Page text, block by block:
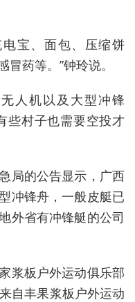
宝、面包、压缩饼
冒药等。”钟玲说。
人机以及大型冲锋
些村子也需要空投才
局的公告显示，广西
冲锋舟，一般皮艇已
外省有冲锋艇的公司
浆板户外运动俱乐部
自丰果浆板户外运动